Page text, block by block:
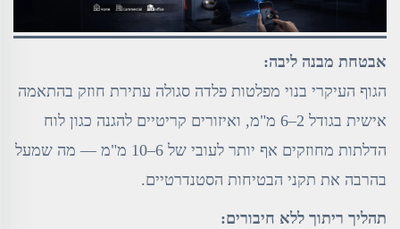
אבטחת מבנה ליבה:
הגוף העיקרי בנוי מפלטות פלדה סגולה עתירת חוזק בהתאמה
אישית בגודל 2–6 מ"מ, ואיזורים קריטיים להגנה כגון לוח
הדלתות מחוזקים אף יותר לעובי של 6–10 מ"מ — מה שמעל
בהרבה את תקני הבטיחות הסטנדרטיים.
תהליך ריתוך ללא חיבורים: